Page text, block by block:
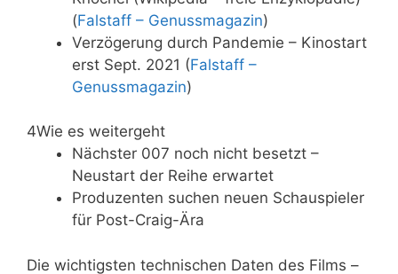
(Falstaff – Genussmagazin)
Verzögerung durch Pandemie – Kinostart
erst Sept. 2021 (Falstaff –
Genussmagazin)
4Wie es weitergeht
Nächster 007 noch nicht besetzt –
Neustart der Reihe erwartet
Produzenten suchen neuen Schauspieler
für Post-Craig-Ära
Die wichtigsten technischen Daten des Films –